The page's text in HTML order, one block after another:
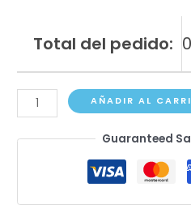
Total del pedido:
Samsung
Galaxy
A52s
AÑADIR AL
Guaranteed